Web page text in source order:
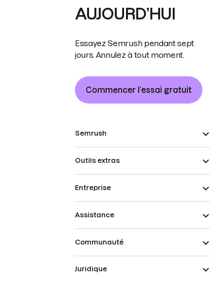
AUJOURD’HUI
Essayez Semrush pendant sept
jours. Annulez à tout moment.
Commencer l’essai gratuit
Semrush
Outils extras
Entreprise
Assistance
Communauté
Juridique